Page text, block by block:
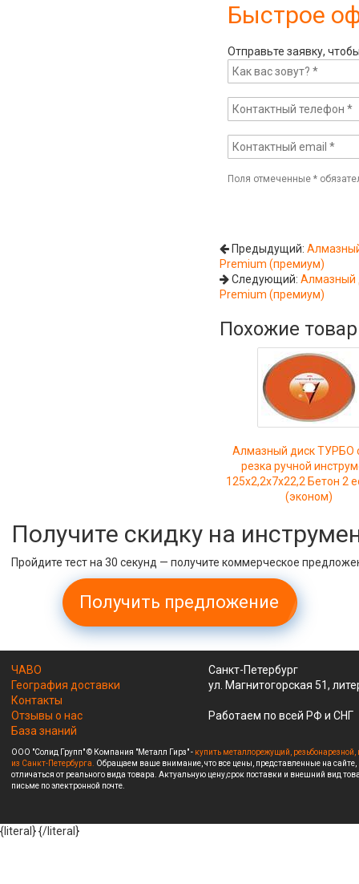
Быстрое
Отправьте заявку,
Поля отмеченные*
Предыдущий:
Premium (премиум)
Следующий:Алмазный
Premium (премиум)
Похожие
Алмазный диск ТУРБО
резка ручной
125x2,2x7x22,2 Бетон 2
(эконом)
Получите скидку на
Пройдите тест на 30 секунд — получите коммерческое
Получить предложение
ЧАВО
География доставки
Контакты
Отзывы о нас
База знаний
Санкт-Петербург
ул. Магнитогорская 51,
Работаем по всей РФ и СНГ
ООО "Солид Групп" © Компания "Металл Гирз" - купить металлорежущий,
из Санкт-Петербурга. Обращаем ваше внимание, что все цены, представленные на
отличаться от реального вида товара. Актуальную цену,срок поставки и внешний вид
письме по электронной почте.
{literal}{/literal}